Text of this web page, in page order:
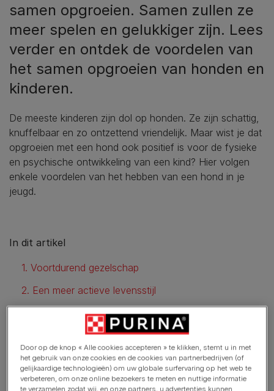
samen opgroeien. Samen zullen ze
meer spelen en gelukkiger zijn. Lees
verder en ontdek de voordelen van
het samen opgroeien van honden en
kinderen.
De meeste kinderen zijn dol op honden. Ze zijn schattig,
knuffelbaar en zo ontzettend vriendelijk. Maar wist je dat
opgroeien met een hond ook positief is voor de fysieke
en psychische ontwikkeling van een kind? Hier volgen
enkele voordelen van het hebben van een hond in je
jeugd.
In dit artikel
1. Voortdurend gezelschap
2. Een meer actieve levensstijl
3. Verantwoordelijkheid leren
4. Gezondheid is belangrijk
5. Onvoorwaardelijke liefde
6. Spraakontwikkeling
Door op de knop « Alle cookies accepteren » te klikken, stemt u in met
het gebruik van onze cookies en de cookies van partnerbedrijven (of
gelijkaardige technologieën) om uw globale surfervaring op het web te
verbeteren, om onze online bezoekers te meten en nuttige informatie
te verzamelen zodat wij, en onze partners, u advertenties kunnen